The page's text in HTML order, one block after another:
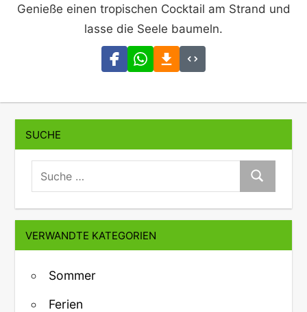
Genieße einen tropischen Cocktail am Strand und
lasse die Seele baumeln.
SUCHE
suche:
Suche
VERWANDTE KATEGORIEN
Sommer
Ferien